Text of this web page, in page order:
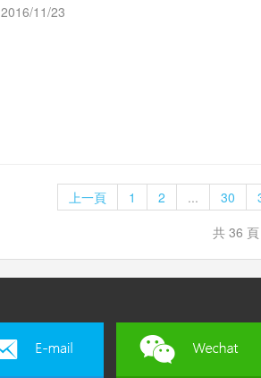
2016/11/23
上一頁 1 2 ... 30
共 36